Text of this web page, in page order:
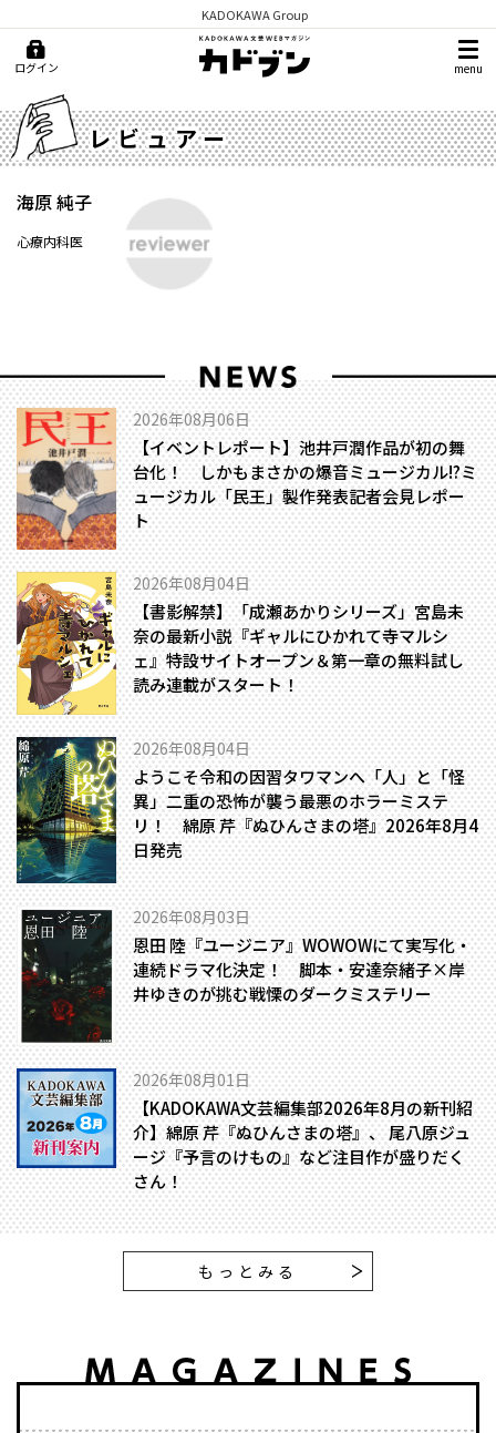
KADOKAWA Group
ログイン menu
レビュアー
海原 純子
心療内科医
2026年08月06日
【イベントレポート】池井戸潤作品が初の舞
台化！ しかもまさかの爆音ミュージカル!?――ミ
ュージカル「民王」製作発表記者会見レポー
ト
2026年08月04日
【書影解禁】「成瀬あかりシリーズ」宮島未
奈の最新小説『ギャルにひかれて寺マルシ
ェ』特設サイトオープン＆第一章の無料試し
読み連載がスタート！
2026年08月04日
ようこそ令和の因習タワマンへ――「人」と「怪
異」二重の恐怖が襲う最悪のホラーミステ
リ！ 綿原 芹『ぬひんさまの塔』2026年8月4
日発売
2026年08月03日
恩田 陸『ユージニア』WOWOWにて実写化・
連続ドラマ化決定！ 脚本・安達奈緒子×岸
井ゆきのが挑む戦慄のダークミステリー
2026年08月01日
【KADOKAWA文芸編集部2026年8月の新刊紹
介】綿原 芹『ぬひんさまの塔』、 尾八原ジュ
ージ『予言のけもの』など注目作が盛りだく
さん！
もっとみる